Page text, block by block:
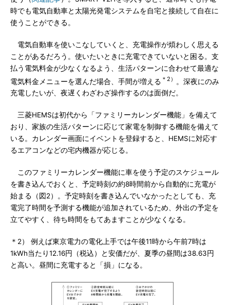
時でも電気自動車と太陽光発電システムを自宅と接続して自在に
使うことができる。
電気自動車を使いこなしていくと、充電操作が煩わしく思える
ことがあるだろう。使いたいときに充電できていないと困る。支
払う電気料金が少なくなるよう、生活パターンに合わせて最適な
電気料金メニューを選んだ場合、手間が増える ＊2）
。深夜にのみ
充電したいが、夜遅くわざわざ操作するのは面倒だ。
三菱HEMSは初代から「ファミリーカレンダー機能」を備えて
おり、家族の生活パターンに応じて家電を制御する機能を備えて
いる。カレンダー画面にイベントを登録すると、HEMSに対応す
るエアコンなどの宅内機器が応じる。
このファミリーカレンダー機能に車を使う予定のスケジュール
を書き込んでおくと、予定時刻の約8時間前から自動的に充電が
始まる（図2）。予定時刻を書き込んでいなかったとしても、充
電完了時間を予測する機能が追加されているため、外出の予定を
立てやすく、待ち時間をもてあますことが少なくなる。
＊2） 例えば東京電力の電化上手では午後11時から午前7時は
1kWh当たり12.16円（税込）と安価だが、夏季の昼間は38.63円
と高い。昼間に充電すると「損」になる。